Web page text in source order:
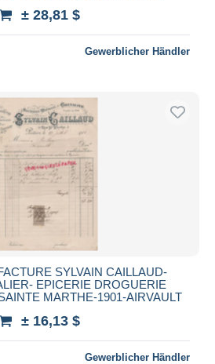
± 28,81 $
Gewerblicher Händler
SYLVAIN CAILLAUD-
EPICERIE DROGUERIE
MARTHE-1901-AIRVAULT
± 16,13 $
Gewerblicher Händler